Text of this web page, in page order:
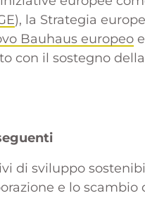
), la Strategia
Bauhaus europeo
con il sostegno
di sviluppo
e lo scambio